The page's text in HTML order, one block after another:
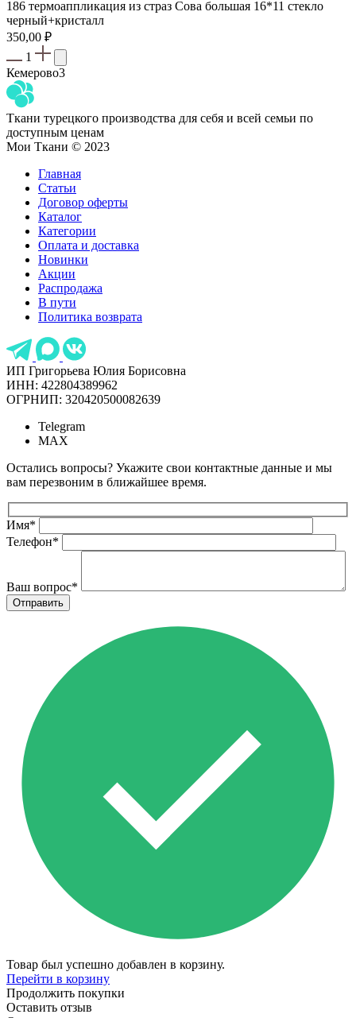
186 термоаппликация из страз Сова большая 16*11 стекло
черный+кристалл
350,00 ₽
1
Кемерово3
Ткани турецкого производства для себя и всей семьи по
доступным ценам
Мои Ткани © 2023
Главная
Статьи
Договор оферты
Каталог
Категории
Оплата и доставка
Новинки
Акции
Распродажа
В пути
Политика возврата
ИП Григорьева Юлия Борисовна
ИНН: 422804389962
ОГРНИП: 320420500082639
Telegram
MAX
Остались вопросы? Укажите свои контактные данные и мы
вам перезвоним в ближайшее время.
Имя*
Телефон*
Ваш вопрос*
Товар был успешно добавлен в корзину.
Перейти в корзину
Продолжить покупки
Оставить отзыв